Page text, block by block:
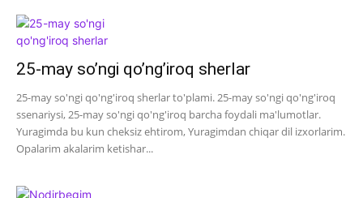
25-may so’ngi qo’ng’iroq sherlar
25-may so'ngi qo'ng'iroq sherlar to'plami. 25-may so'ngi qo'ng'iroq
ssenariysi, 25-may so'ngi qo'ng'iroq barcha foydali ma'lumotlar.
Yuragimda bu kun cheksiz ehtirom, Yuragimdan chiqar dil izxorlarim.
Opalarim akalarim ketishar...